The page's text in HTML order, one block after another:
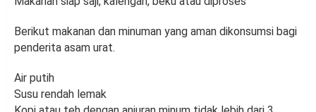
Berikut makanan dan minuman yang aman dikonsumsi bagi
penderita asam urat.
Air putih
Susu rendah lemak